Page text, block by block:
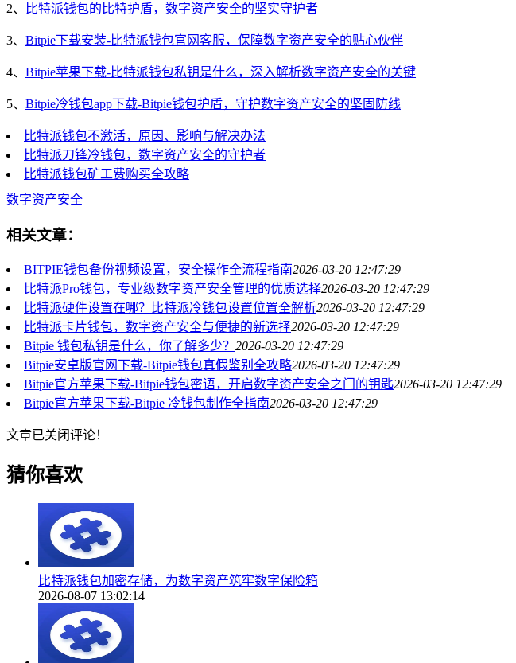
2、 比特派钱包的比特护盾，数字资产安全的坚实守护者
3、 Bitpie下载安装-比特派钱包官网客服，保障数字资产安全的贴心伙伴
4、 Bitpie苹果下载-比特派钱包私钥是什么，深入解析数字资产安全的关键
5、 Bitpie冷钱包app下载-Bitpie钱包护盾，守护数字资产安全的坚固防线
比特派钱包不激活，原因、影响与解决办法
比特派刀锋冷钱包，数字资产安全的守护者
比特派钱包矿工费购买全攻略
数字资产安全
相关文章：
BITPIE钱包备份视频设置，安全操作全流程指南2026-03-20 12:47:29
比特派Pro钱包，专业级数字资产安全管理的优质选择2026-03-20 12:47:29
比特派硬件设置在哪？比特派冷钱包设置位置全解析2026-03-20 12:47:29
比特派卡片钱包，数字资产安全与便捷的新选择2026-03-20 12:47:29
Bitpie 钱包私钥是什么，你了解多少？ 2026-03-20 12:47:29
Bitpie安卓版官网下载-Bitpie钱包真假鉴别全攻略2026-03-20 12:47:29
Bitpie官方苹果下载-Bitpie钱包密语，开启数字资产安全之门的钥匙2026-03-20 12:47:29
Bitpie官方苹果下载-Bitpie 冷钱包制作全指南2026-03-20 12:47:29
文章已关闭评论！
猜你喜欢
比特派钱包加密存储，为数字资产筑牢数字保险箱
2026-08-07 13:02:14